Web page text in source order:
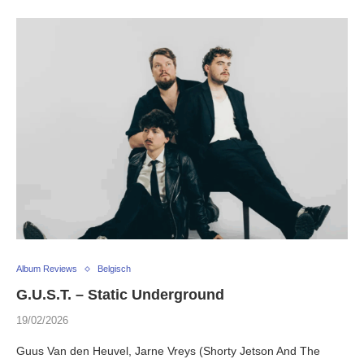
Album Reviews Belgisch
G.U.S.T. – Static Underground
19/02/2026
Guus Van den Heuvel, Jarne Vreys (Shorty Jetson And The